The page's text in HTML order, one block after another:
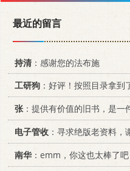
最近的留言
持清：感谢您的法布施
工研狗 ：好评！按照目录拿到
张：提供有价值的旧书，是一
电子管收 ：寻求绝版老资料，
南华：emm，你这也太棒了吧